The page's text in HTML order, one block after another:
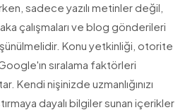
sadece yazılı metinler değil,
çalışmaları ve blog gönderileri
Konu yetkinliği, otorite
sıralama faktörleri
Kendi nişinizde uzmanlığınızı
dayalı bilgiler sunan içerikler